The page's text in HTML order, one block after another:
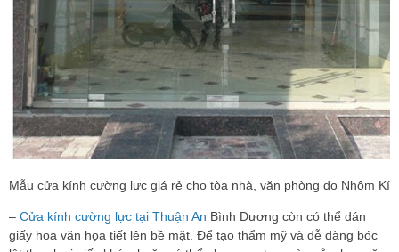
Mẫu cửa kính cường lực giá rẻ cho tòa nhà, văn phòng do Nhôm
– Cửa kính cường lực tại Thuận An Bình Dương còn có thể dán
giấy hoa văn họa tiết lên bề mặt. Để tạo thẩm mỹ và dễ dàng bóc